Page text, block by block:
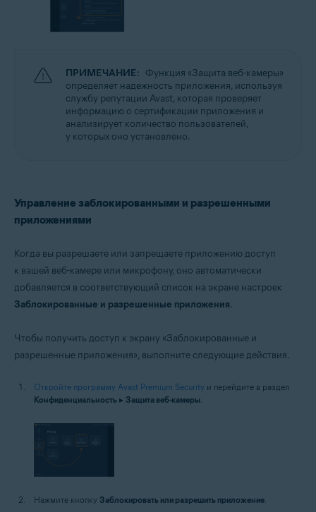
ПРИМЕЧАНИЕ: Функция «Защита веб-камеры»
определяет надежность приложения, используя
службу репутации Avast, которая проверяет
информацию о сертификации приложения и
анализирует количество пользователей,
у которых оно установлено.
Управление заблокированными и разрешенными
приложениями
Когда вы разрешаете или запрещаете приложению доступ
к вашей веб-камере или микрофону, оно автоматически
добавляется в соответствующий список на экране настроек
Заблокированные и разрешенные приложения.
Чтобы получить доступ к экрану «Заблокированные и
разрешенные приложения», выполните следующие действия.
Откройте программу Avast Premium Security и перейдите в раздел
Конфиденциальность ▸ Защита веб-камеры
Нажмите кнопку Заблокировать или разрешить приложение